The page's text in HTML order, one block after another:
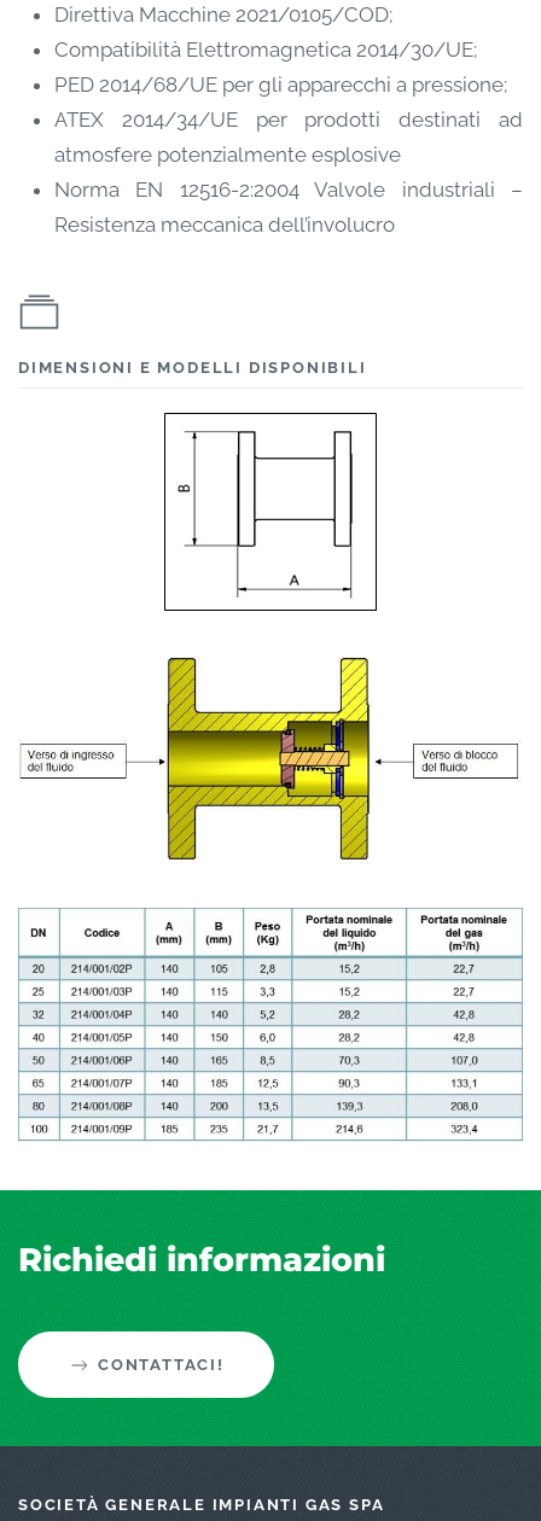
Direttiva Macchine 2021/0105/COD;
Compatibilità Elettromagnetica 2014/30/UE;
PED 2014/68/UE per gli apparecchi a pressione;
ATEX 2014/34/UE per prodotti destinati ad
atmosfere potenzialmente esplosive
Norma EN 12516-2:2004 Valvole industriali –
Resistenza meccanica dell’involucro
DIMENSIONI E MODELLI DISPONIBILI
Richiedi informazioni
CONTATTACI!
SOCIETÀ GENERALE IMPIANTI GAS SPA